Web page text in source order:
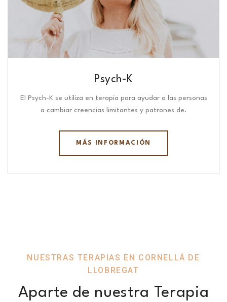
Psych-K
El Psych-K se utiliza en terapia para ayudar a las personas
a cambiar creencias limitantes y patrones de.
MÁS INFORMACIÓN
NUESTRAS TERAPIAS EN CORNELLÁ DE
LLOBREGAT
Aparte de nuestra Terapia